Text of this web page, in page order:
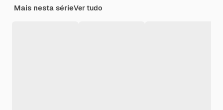
Mais nesta sérieVer tudo